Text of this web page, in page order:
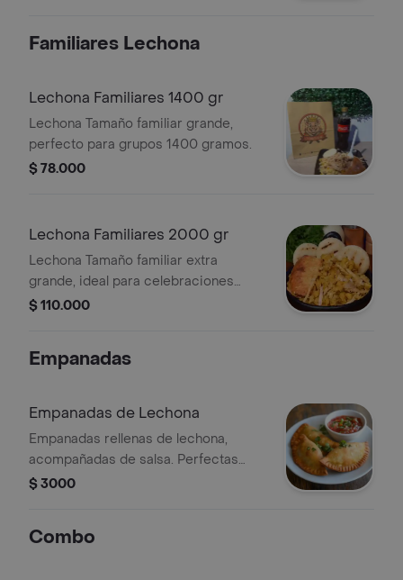
Familiares Lechona
Lechona Familiares 1400 gr
Lechona Tamaño familiar grande,
perfecto para grupos 1400 gramos.
$ 78.000
Lechona Familiares 2000 gr
Lechona Tamaño familiar extra
grande, ideal para celebraciones
2000 gramos.
$ 110.000
Empanadas
Empanadas de Lechona
Empanadas rellenas de lechona,
acompañadas de salsa. Perfectas
para disfrutar como entrada.
$ 3000
Combo